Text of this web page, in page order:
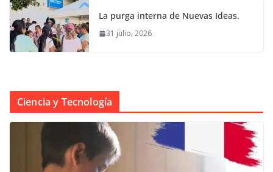
La purga interna de Nuevas Ideas.
31 julio, 2026
Ciencia y Tecnología